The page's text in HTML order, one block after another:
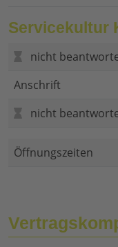
Servicekultur
nicht
Anschrift
nicht
Öffnungszeiten